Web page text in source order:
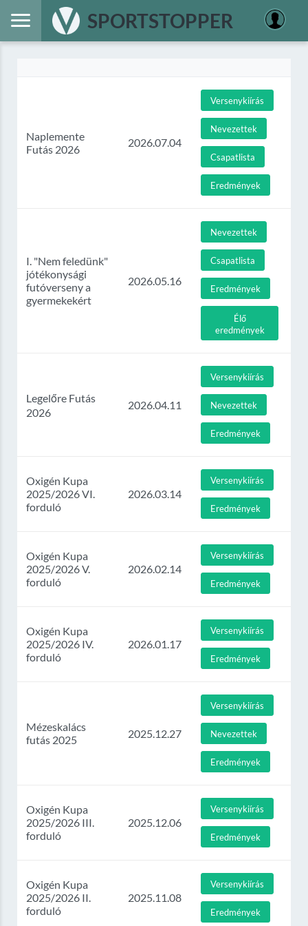
SPORTSTOPPER
Naplemente
Futás 2026
2026.07.04
Versenykiírás
Nevezettek
Csapatlista
Eredmények
I. "Nem feledünk"
jótékonysági
futóverseny a
gyermekekért
2026.05.16
Nevezettek
Csapatlista
Eredmények
Élő
eredmények
Legelőre Futás
2026
2026.04.11
Versenykiírás
Nevezettek
Eredmények
Oxigén Kupa
2025/2026 VI.
forduló
2026.03.14
Versenykiírás
Eredmények
Oxigén Kupa
2025/2026 V.
forduló
2026.02.14
Versenykiírás
Eredmények
Oxigén Kupa
2025/2026 IV.
forduló
2026.01.17
Versenykiírás
Eredmények
Mézeskalács
futás 2025
2025.12.27
Versenykiírás
Nevezettek
Eredmények
Oxigén Kupa
2025/2026 III.
forduló
2025.12.06
Versenykiírás
Eredmények
Oxigén Kupa
2025/2026 II.
forduló
2025.11.08
Versenykiírás
Eredmények